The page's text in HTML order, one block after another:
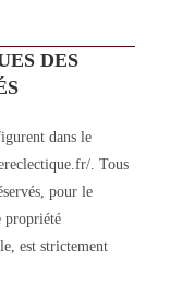
DES
dans le
. Tous
pour le
propriété
est strictement